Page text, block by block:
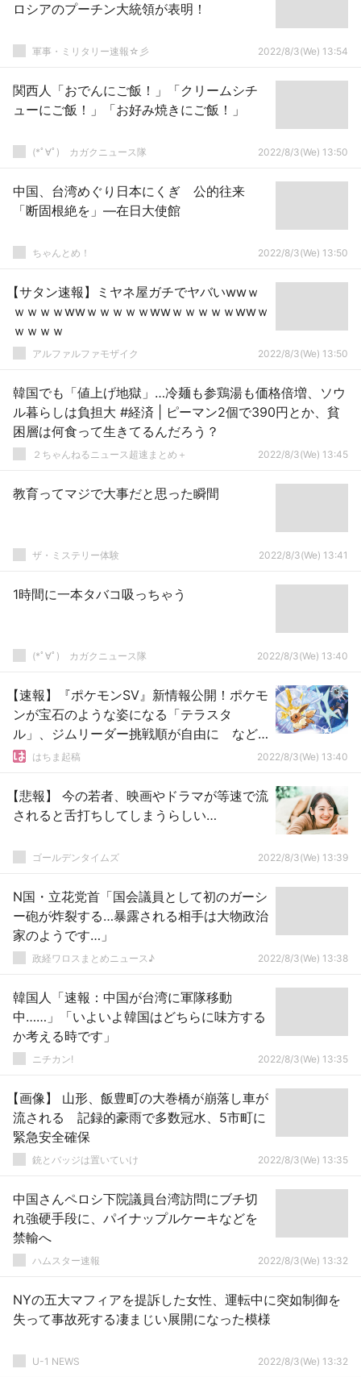
ロシアのプーチン大統領が表明！
軍事・ミリタリー速報☆彡 2022/8/3(We) 13:54
関西人「おでんにご飯！」「クリームシチ
ューにご飯！」「お好み焼きにご飯！」
(*ﾟ∀ﾟ)ゞカガクニュース隊 2022/8/3(We) 13:50
中国、台湾めぐり日本にくぎ 公的往来
「断固根絶を」―在日大使館
ちゃんとめ！ 2022/8/3(We) 13:50
【サタン速報】ミヤネ屋ガチでヤバいwwｗ
ｗｗｗｗwwｗｗｗｗｗwwｗｗｗｗｗwwｗ
ｗｗｗｗ
アルファルファモザイク 2022/8/3(We) 13:50
韓国でも「値上げ地獄」…冷麺も参鶏湯も価格倍増、ソウ
ル暮らしは負担大 #経済 | ピーマン2個で390円とか、貧
困層は何食って生きてるんだろう？
２ちゃんねるニュース超速まとめ＋ 2022/8/3(We) 13:45
教育ってマジで大事だと思った瞬間
ザ・ミステリー体験 2022/8/3(We) 13:41
1時間に一本タバコ吸っちゃう
(*ﾟ∀ﾟ)ゞカガクニュース隊 2022/8/3(We) 13:40
【速報】『ポケモンSV』新情報公開！ポケモ
ンが宝石のような姿になる「テラスタ
ル」、ジムリーダー挑戦順が自由に など
などはちま起稿 2022/8/3(We) 13:40
【悲報】 今の若者、映画やドラマが等速で流
されると舌打ちしてしまうらしい…
ゴールデンタイムズ 2022/8/3(We) 13:39
N国・立花党首「国会議員として初のガーシ
ー砲が炸裂する…暴露される相手は大物政治
家のようです…」
政経ワロスまとめニュース♪ 2022/8/3(We) 13:38
韓国人「速報：中国が台湾に軍隊移動
中……」「いよいよ韓国はどちらに味方する
か考える時です」
ニチカン! 2022/8/3(We) 13:35
【画像】 山形、飯豊町の大巻橋が崩落し車が
流される 記録的豪雨で多数冠水、5市町に
緊急安全確保
銃とバッジは置いていけ 2022/8/3(We) 13:35
中国さんペロシ下院議員台湾訪問にブチ切
れ強硬手段に、パイナップルケーキなどを
禁輸へ
ハムスター速報 2022/8/3(We) 13:32
NYの五大マフィアを提訴した女性、運転中に突如制御を
失って事故死する凄まじい展開になった模様
U-1 NEWS 2022/8/3(We) 13:32